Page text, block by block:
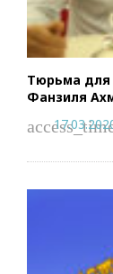
Тюрьма
Фанзиля